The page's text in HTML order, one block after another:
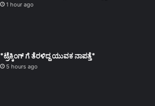
1 hour ago
*ಟ್ರೆಕ್ಕಿಂಗ್ ಗೆ ತೆರಳಿದ್ದ ಯುವಕ ನಾಪತ್ತೆ*
5 hours ago